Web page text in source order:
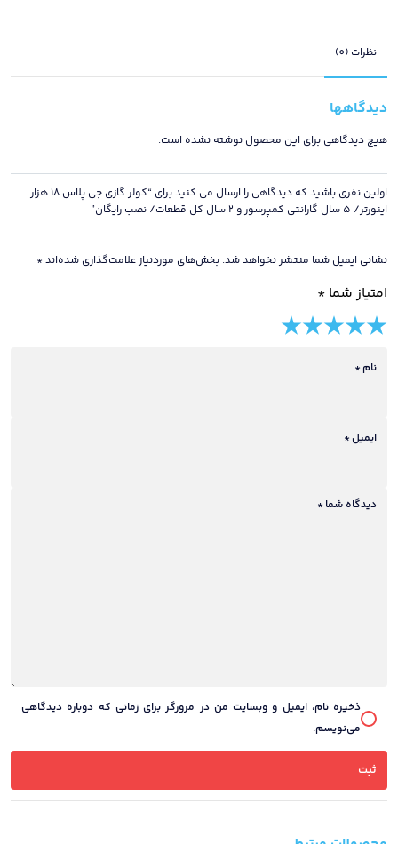
اینورتر/
5
سال
گارانتی
کمپرسور
2
سال
قطعات/
نصب
رایگان
عدد
نظرات (0)
دیدگاهها
هیچ دیدگاهی برای این محصول نوشته نشده است.
اولین نفری باشید که دیدگاهی را ارسال می کنید برای “کولر گازی جی پلاس 18 هزار
اینورتر/ 5 سال گارانتی کمپرسور و 2 سال کل قطعات/ نصب رایگان”
نشانی ایمیل شما منتشر نخواهد شد. بخش‌های موردنیاز علامت‌گذاری شده‌اند *
امتیاز شما *
1 of
stars
2 of
stars
3 of
4 of
5 of
دیدگاه شما *
نام *
ایمیل *
ذخیره نام، ایمیل و وبسایت من در مرورگر برای زمانی که دوباره دیدگاهی
می‌نویسم.